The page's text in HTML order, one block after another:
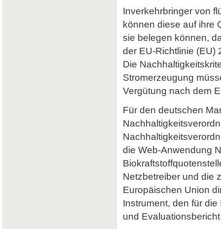
Inverkehrbringer von
können diese auf ihre
sie belegen können,
der EU-Richtlinie (EU)
Die
Stromerzeugung
Vergütung nach dem
Für den deutschen
die Web-Anwendung
Netzbetreiber und die
Europäischen Union
Instrument, den für
und